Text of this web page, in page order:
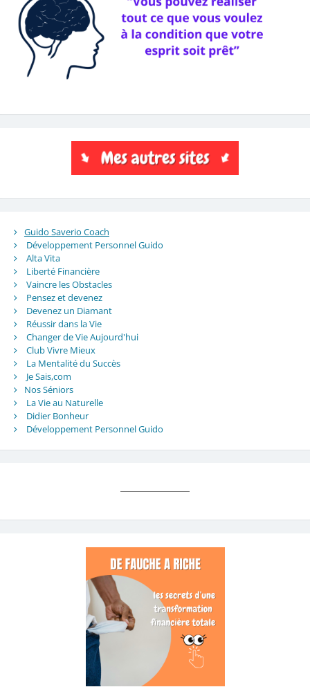
Guido Saverio Coach
Développement Personnel Guido
Alta Vita
Liberté Financière
Vaincre les Obstacles
Pensez et devenez
Devenez un Diamant
Réussir dans la Vie
Changer de Vie Aujourd'hui
Club Vivre Mieux
La Mentalité du Succès
Je Sais,com
Nos Séniors
La Vie au Naturelle
Didier Bonheur
Développement Personnel Guido